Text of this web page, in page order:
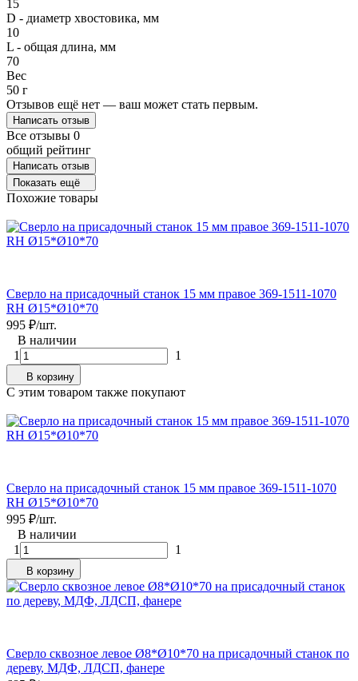
15
D - диаметр хвостовика, мм
10
L - общая длина, мм
70
Вес
50 г
Отзывов ещё нет — ваш может стать первым.
Написать отзыв
Все отзывы 0
общий рейтинг
Написать отзыв
Показать ещё
Похожие товары
Сверло на присадочный станок 15 мм правое 369-1511-1070
RH Ø15*Ø10*70
995 ₽/шт.
В наличии
1
1
В корзину
C этим товаром также покупают
Сверло на присадочный станок 15 мм правое 369-1511-1070
RH Ø15*Ø10*70
995 ₽/шт.
В наличии
1
1
В корзину
Сверло сквозное левое Ø8*Ø10*70 на присадочный станок по
дереву, МДФ, ЛДСП, фанере